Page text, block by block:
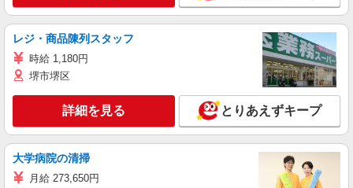
レジ・商品陳列スタッフ
時給 1,180円
堺市堺区
詳細を見る とりあえずキープ
大学病院の清掃
月給 273,650円